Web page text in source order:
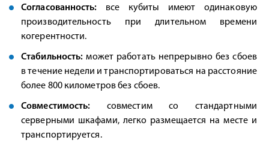
Согласованность: все кубиты имеют одинаковую
производительность при длительном времени
когерентности.
Стабильность: может работать непрерывно без сбоев
в течение недели и транспортироваться на расстояние
более 800 километров без сбоев.
Совместимость: совместим со стандартными
серверными шкафами, легко размещается на месте и
транспортируется.